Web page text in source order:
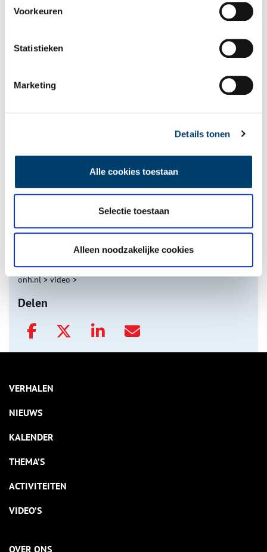
Voorkeuren
Statistieken
Marketing
Details tonen
Alle cookies toestaan
Selectie toestaan
Alleen noodzakelijke cookies
De eendenboeten op De Haukes
onh.nl>video>
Delen
VERHALEN
NIEUWS
KALENDER
THEMA’S
ACTIVITEITEN
VIDEO’S
OVER ONS